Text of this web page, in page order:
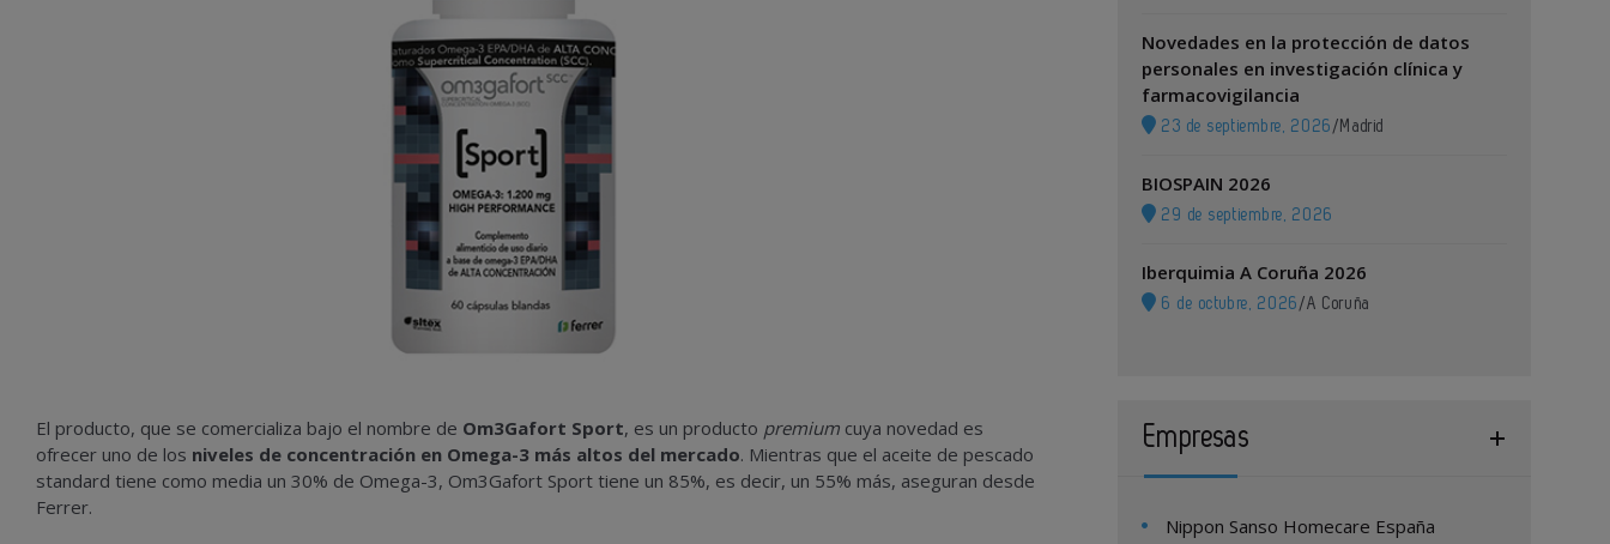
El producto, que se comercializa bajo el nombre de Om3Gafort Sport, es un producto premium cuya novedad es
ofrecer uno de los niveles de concentración en Omega-3 más altos del mercado. Mientras que el aceite de pescado
standard tiene como media un 30% de Omega-3, Om3Gafort Sport tiene un 85%, es decir, un 55% más, aseguran desde
Ferrer.
Novedades en la protección de datos
personales en investigación clínica y
farmacovigilancia
23 de septiembre, 2026 / Madrid
BIOSPAIN 2026
29 de septiembre, 2026
Iberquimia A Coruña 2026
6 de octubre, 2026 /A Coruña
Empresas
Nippon Sanso Homecare España